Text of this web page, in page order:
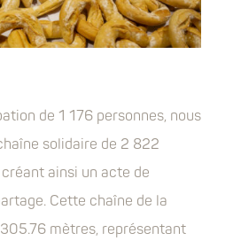
de 1 176 personnes, nous
solidaire de 2 822
ainsi un acte de
Cette chaîne de la
mètres, représentant